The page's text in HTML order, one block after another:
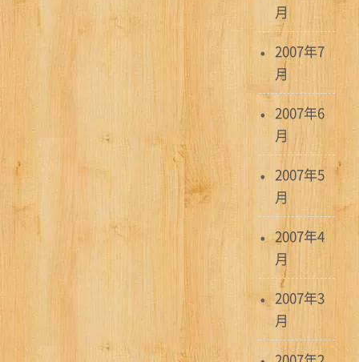
月
2007年7
月
2007年6
月
2007年5
月
2007年4
月
2007年3
月